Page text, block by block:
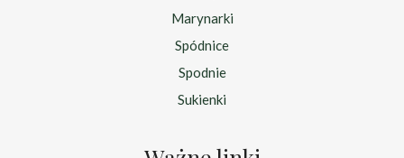
Marynarki
Spódnice
Spodnie
Sukienki